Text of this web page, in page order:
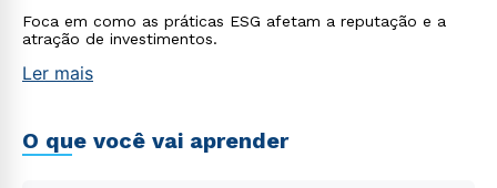
Foca em como as práticas ESG afetam a reputação e a
atração de investimentos.
Ler mais
O que você vai aprender